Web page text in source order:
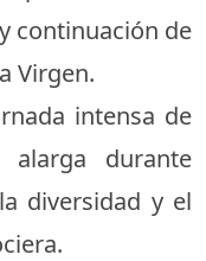
continuación de
Virgen.
intensa de
alarga durante
diversidad y el